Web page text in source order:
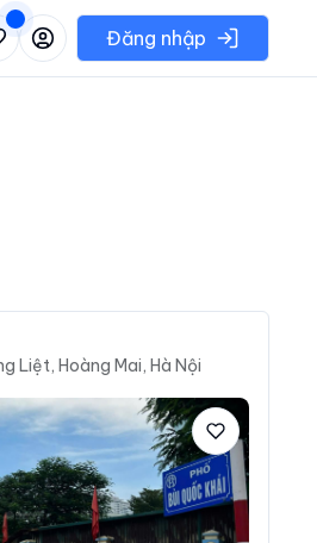
có thể chọnĐăng nhập
Liệt, Hoàng Mai, Hà Nội